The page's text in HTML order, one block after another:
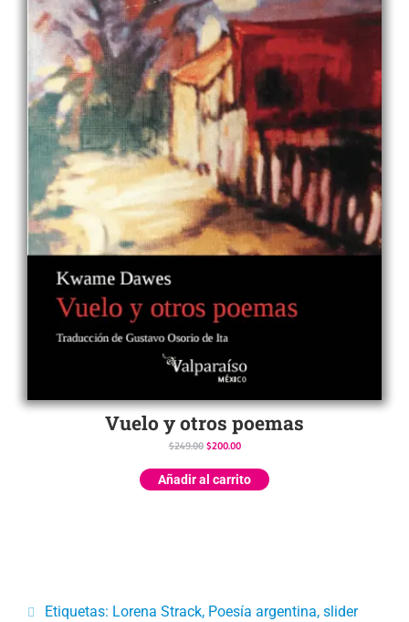
Vuelo y otros poemas
$249.00 $200.00
Añadir al carrito
Etiquetas: Lorena Strack, Poesía argentina, slider